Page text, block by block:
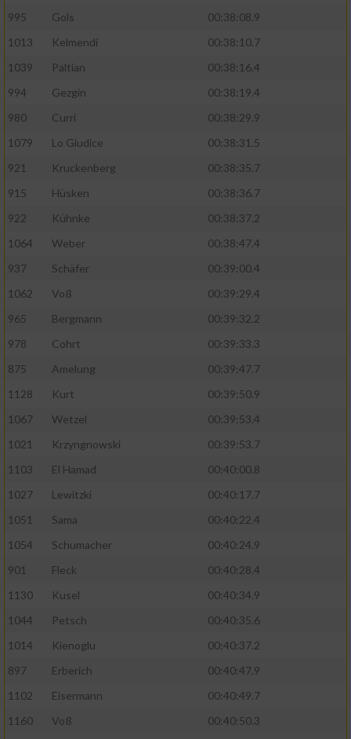
995
Gols
00:38:08.9
1013
Kelmendi
00:38:10.7
1039
Paltian
00:38:16.4
994
Gezgin
00:38:19.4
980
Curri
00:38:29.9
1079
Lo Giudice
00:38:31.5
921
Kruckenberg
00:38:35.7
915
Hüsken
00:38:36.7
922
Kühnke
00:38:37.2
1064
Weber
00:38:47.4
937
Schäfer
00:39:00.4
1062
Voß
00:39:29.4
965
Bergmann
00:39:32.2
978
Cohrt
00:39:33.3
875
Amelung
00:39:47.7
1128
Kurt
00:39:50.9
1067
Wetzel
00:39:53.4
1021
Krzyngnowski
00:39:53.7
1103
El Hamad
00:40:00.8
1027
Lewitzki
00:40:17.7
1051
Sama
00:40:22.4
1054
Schumacher
00:40:24.9
901
Fleck
00:40:28.4
1130
Kusel
00:40:34.9
1044
Petsch
00:40:35.6
1014
Kienoglu
00:40:37.2
897
Erberich
00:40:47.9
1102
Eisermann
00:40:49.7
1160
Voß
00:40:50.3